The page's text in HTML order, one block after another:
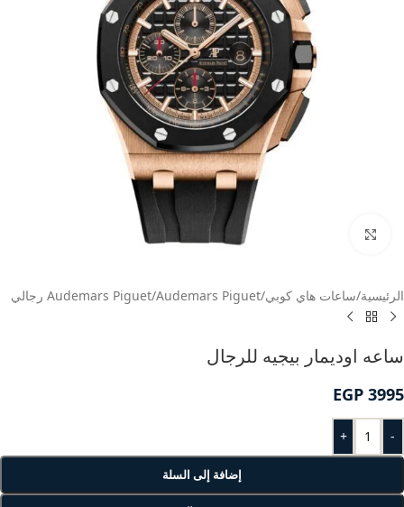
الرئيسية/ساعات هاي كوبي/
Audemars Piguet
/Audemars Piguet رجالي
ساعه اوديمار بيجيه للرجال
EGP 3995
-
+
إضافة إلى السلة